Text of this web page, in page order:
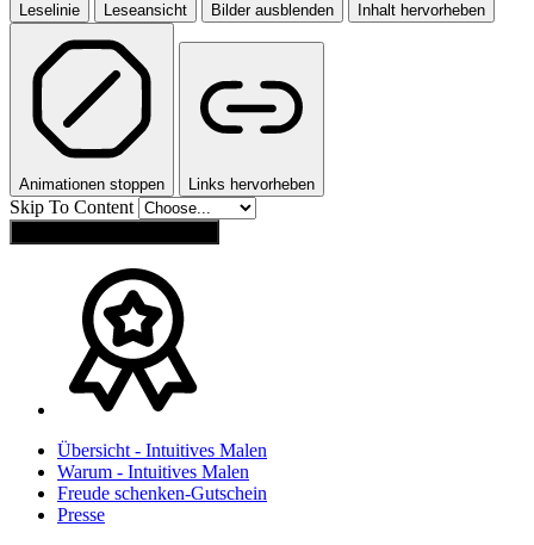
Leselinie Leseansicht Bilder ausblenden Inhalt hervorheben
Animationen stoppen Links hervorheben
Skip To Content
Übersicht - Intuitives Malen
Warum - Intuitives Malen
Freude schenken-Gutschein
Presse